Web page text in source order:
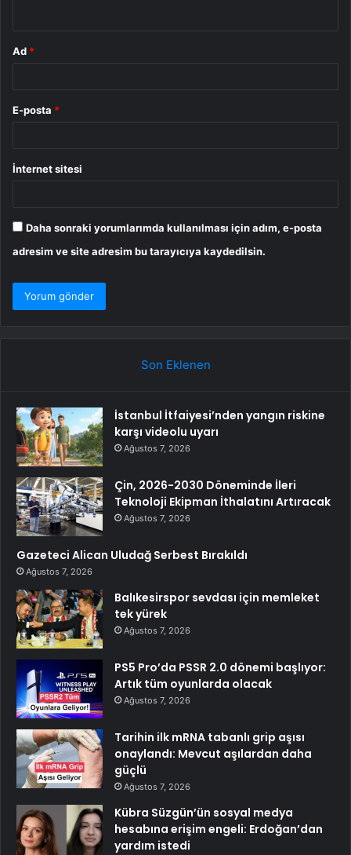
Ad *
E-posta *
İnternet sitesi
Daha sonraki yorumlarımda kullanılması için adım, e-posta
adresim ve site adresim bu tarayıcıya kaydedilsin.
Son Eklenen
İstanbul İtfaiyesi’nden yangın riskine
karşı videolu uyarı
Ağustos 7, 2026
Çin, 2026-2030 Döneminde İleri
Teknoloji Ekipman İthalatını Artıracak
Ağustos 7, 2026
Gazeteci Alican Uludağ Serbest Bırakıldı
Ağustos 7, 2026
Balıkesirspor sevdası için memleket
tek yürek
Ağustos 7, 2026
PS5 Pro’da PSSR 2.0 dönemi başlıyor:
Artık tüm oyunlarda olacak
Ağustos 7, 2026
Tarihin ilk mRNA tabanlı grip aşısı
onaylandı: Mevcut aşılardan daha
güçlü
Ağustos 7, 2026
Kübra Süzgün’ün sosyal medya
hesabına erişim engeli: Erdoğan’dan
yardım istedi